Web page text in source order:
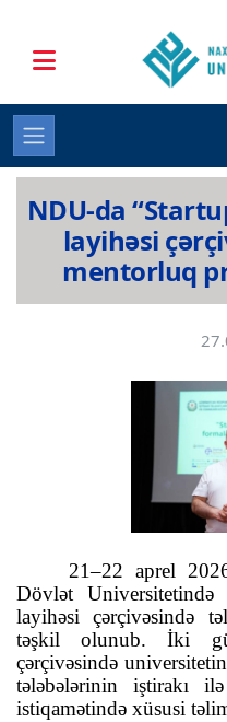
NDU-da
layihəsi
mentorluq
21–22 aprel
Dövlət Universitetində
layihəsi çərçivəsində
təşkil olunub. İki
çərçivəsində universitetin
tələbələrinin iştirakı
istiqamətində xüsusi